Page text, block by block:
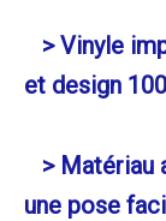
> Vinyle
et design
> Matériau
une pose